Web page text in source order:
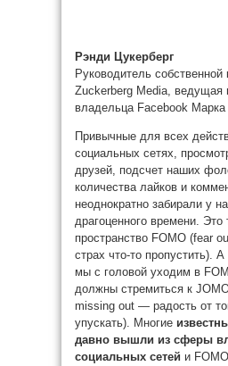
Рэнди Цукерберг
Руководитель собственной
Zuckerberg Media, ведущая
владельца Facebook Марка
Привычные для всех
социальных сетях,
друзей, подсчет наших
количества лайков и
неоднократно забирали у
драгоценного времени. Это
пространство FOMO (fear
страх что-то пропустить).
мы с головой уходим в
должны стремиться к
missing out — радость от
упускать). Многие
давно вышли из сферы
социальных сетей и